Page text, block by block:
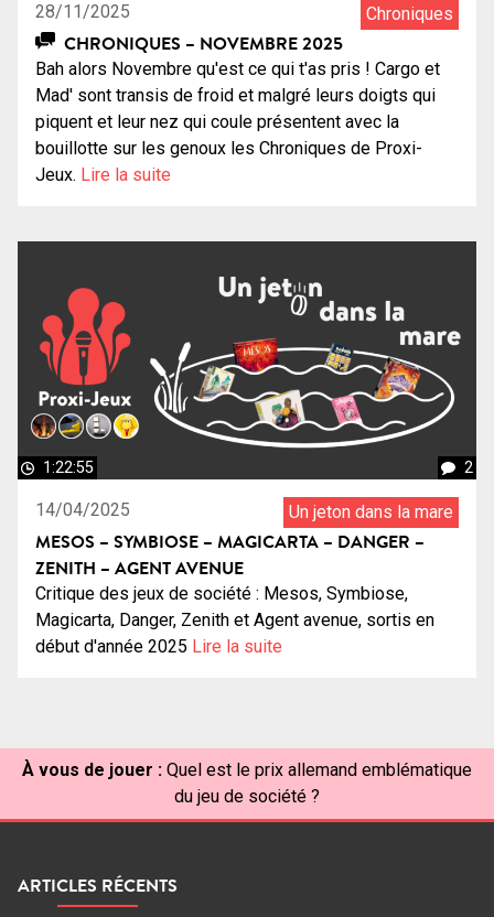
28/11/2025 Chroniques
CHRONIQUES – NOVEMBRE 2025
Bah alors Novembre qu'est ce qui t'as pris ! Cargo et
Mad' sont transis de froid et malgré leurs doigts qui
piquent et leur nez qui coule présentent avec la
bouillotte sur les genoux les Chroniques de Proxi-
Jeux. Lire la suite
1:22:55 2
14/04/2025 Un jeton dans la mare
MESOS – SYMBIOSE – MAGICARTA – DANGER –
ZENITH – AGENT AVENUE
Critique des jeux de société : Mesos, Symbiose,
Magicarta, Danger, Zenith et Agent avenue, sortis en
début d'année 2025 Lire la suite
À vous de jouer : Quel est le prix allemand emblématique
du jeu de société ?
ARTICLES RÉCENTS